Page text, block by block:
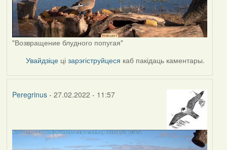
"Возвращение блудного попугая"
Увайдзіце цізарэгіструйцеся каб пакідаць каментары.
Peregrinus- 27.02.2022 - 11:57